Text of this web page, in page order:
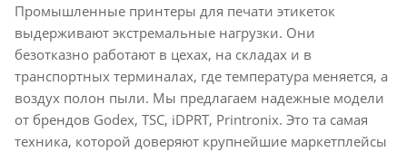
Промышленные принтеры для печати этикеток
выдерживают экстремальные нагрузки. Они
безотказно работают в цехах, на складах и в
транспортных терминалах, где температура меняется, а
воздух полон пыли. Мы предлагаем надежные модели
от брендов Godex, TSC, iDPRT, Printronix. Это та самая
техника, которой доверяют крупнейшие маркетплейсы